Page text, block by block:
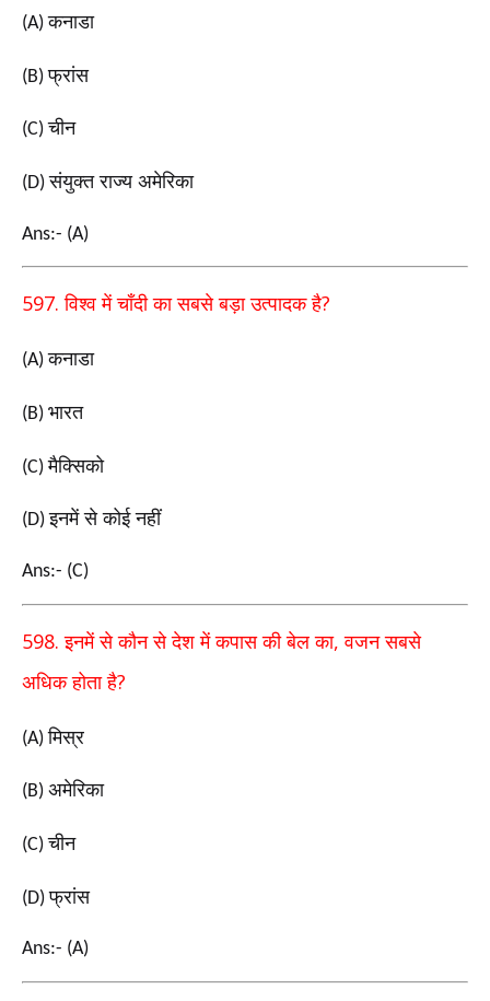
(A)कनाडा
(B)फ्रांस
(C)चीन
(D)संयुक्त राज्य अमेरिका
Ans:- (A)
597.विश्व में चाँदी का सबसे बड़ा उत्पादक है?
(A)कनाडा
(B) भारत
(C)मैक्सिको
(D)इनमें से कोई नहीं
Ans:- (C)
598.इनमें से कौन से देश में कपास की बेल का,वजन सबसे
अधिक होता है?
(A)मिस्र
(B) अमेरिका
(C)चीन
(D)फ्रांस
Ans:- (A)